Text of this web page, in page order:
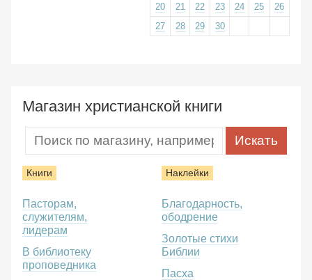
20
21 22 23 24 25
26
27
28 29 30
Магазин христианской книги
Книги
Пасторам,
служителям,
лидерам
В библиотеку
проповедника
Наклейки
Благодарность,
ободрение
Золотые стихи
Библии
Пасха